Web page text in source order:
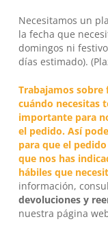
Necesitamos un
la fecha que
domingos ni
días estimado).
Trabajamos sobre
cuándo necesitas
importante para
el pedido. Así
para que el
que nos has
hábiles que
información,
devoluciones y
nuestra página